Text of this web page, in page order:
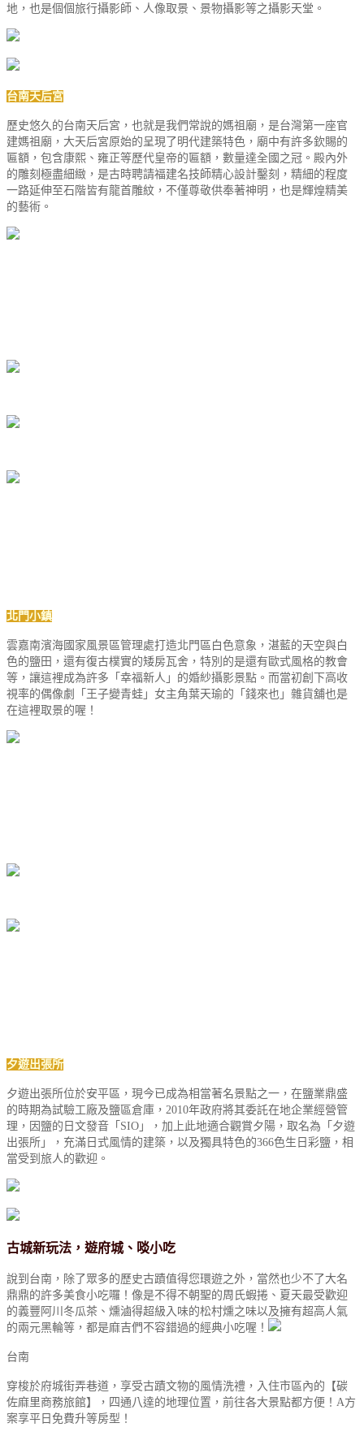
地，也是個個旅行攝影師、人像取景、景物攝影等之攝影天堂。
台南天后宮
歷史悠久的台南天后宮，也就是我們常說的媽祖廟，是台灣第一座官
建媽祖廟，大天后宮原始的呈現了明代建築特色，廟中有許多欽賜的
匾額，包含康熙、雍正等歷代皇帝的匾額，數量達全國之冠。殿內外
的雕刻極盡細緻，是古時聘請福建名技師精心設計鑿刻，精細的程度
一路延伸至石階皆有龍首雕紋，不僅尊敬供奉著神明，也是輝煌精美
的藝術。
北門小鎮
雲嘉南濱海國家風景區管理處打造北門區白色意象，湛藍的天空與白
色的鹽田，還有復古樸實的矮房瓦舍，特別的是還有歐式風格的教會
等，讓這裡成為許多「幸福新人」的婚紗攝影景點。而當初創下高收
視率的偶像劇「王子變青蛙」女主角葉天瑜的「錢來也」雜貨舖也是
在這裡取景的喔！
夕遊出張所
夕遊出張所位於安平區，現今已成為相當著名景點之一，在鹽業鼎盛
的時期為試驗工廠及鹽區倉庫，2010年政府將其委託在地企業經營管
理，因鹽的日文發音「SIO」，加上此地適合觀賞夕陽，取名為「夕遊
出張所」，充滿日式風情的建築，以及獨具特色的366色生日彩鹽，相
當受到旅人的歡迎。
古城新玩法，遊府城、啖小吃
說到台南，除了眾多的歷史古蹟值得您環遊之外，當然也少不了大名
鼎鼎的許多美食小吃囉！像是不得不朝聖的周氏蝦捲、夏天最受歡迎
的義豐阿川冬瓜茶、燻滷得超級入味的松村燻之味以及擁有超高人氣
的兩元黑輪等，都是麻吉們不容錯過的經典小吃喔！
台南
穿梭於府城街弄巷道，享受古蹟文物的風情洗禮，入住市區內的【碳
佐麻里商務旅館】，四通八達的地理位置，前往各大景點都方便！A方
案享平日免費升等房型！